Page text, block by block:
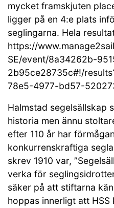
mycket framskjuten
ligger på en 4:e plats
seglingarna. Hela
https://
SE/event/8a34262b-
2b95ce28735c#!/
78e5-4977-bd57-
Halmstad segelsällskap
historia men ännu
efter 110 år har
konkurrenskraftiga
skrev 1910 var,
verka för
säker på att stiftarna
hoppas innerligt att